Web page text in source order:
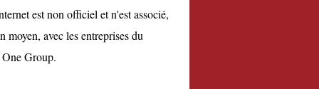
est non officiel et n'est associé,
moyen, avec les entreprises du
Group.